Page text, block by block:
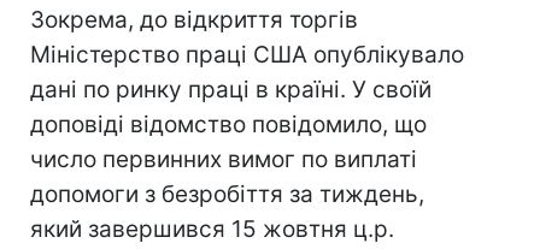
Зокрема, до відкриття торгів
Міністерство праці США опублікувало
дані по ринку праці в країні. У своїй
доповіді відомство повідомило, що
число первинних вимог по виплаті
допомоги з безробіття за тиждень,
який завершився 15 жовтня ц.р.